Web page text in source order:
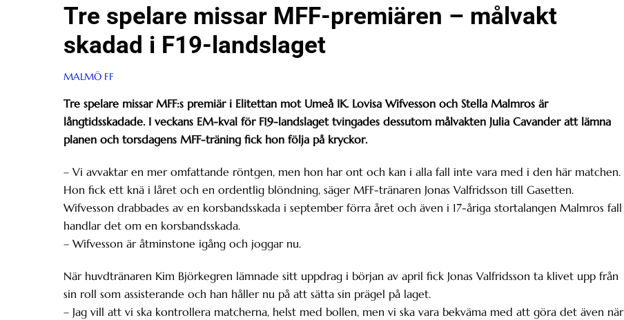
Tre spelare missar MFF-premiären – målvakt
skadad i F19-landslaget
MALMÖ FF
Tre spelare missar MFF:s premiär i Elitettan mot Umeå IK. Lovisa Wifvesson och Stella Malmros är
långtidsskadade. I veckans EM-kval för F19-landslaget tvingades dessutom målvakten Julia Cavander att lämna
planen och torsdagens MFF-träning fick hon följa på kryckor.
– Vi avvaktar en mer omfattande röntgen, men hon har ont och kan i alla fall inte vara med i den här matchen.
Hon fick ett knä i låret och en ordentlig blöndning, säger MFF-tränaren Jonas Valfridsson till Gasetten.
Wifvesson drabbades av en korsbandsskada i september förra året och även i 17-åriga stortalangen Malmros fall
handlar det om en korsbandsskada.
– Wifvesson är åtminstone igång och joggar nu.
När huvdtränaren Kim Björkegren lämnade sitt uppdrag i början av april fick Jonas Valfridsson ta klivet upp från
sin roll som assisterande och han håller nu på att sätta sin prägel på laget.
– Jag vill att vi ska kontrollera matcherna, helst med bollen, men vi ska vara bekväma med att göra det även när